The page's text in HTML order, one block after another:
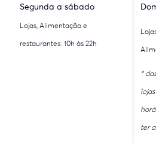
Segunda a sábado
Lojas, Alimentação e
restaurantes: 10h às 22h
*
ter